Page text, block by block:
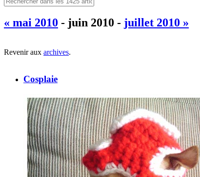
« mai 2010 - juin 2010 - juillet 2010 »
Revenir aux archives.
Cosplaie